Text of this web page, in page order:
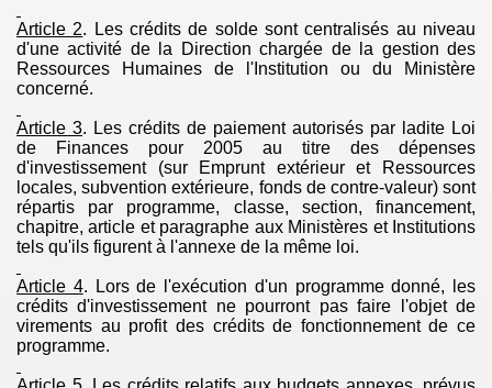
Article 2. Les crédits de solde sont centralisés au niveau
d'une activité de la Direction chargée de la gestion des
Ressources Humaines de l'Institution ou du Ministère
concerné.
Article 3. Les crédits de paiement autorisés par ladite Loi
de Finances pour 2005 au titre des dépenses
d'investissement (sur Emprunt extérieur et Ressources
locales, subvention extérieure, fonds de contre-valeur) sont
répartis par programme, classe, section, financement,
chapitre, article et paragraphe aux Ministères et Institutions
tels qu'ils figurent à l'annexe de la même loi.
Article 4. Lors de l'exécution d'un programme donné, les
crédits d'investissement ne pourront pas faire l'objet de
virements au profit des crédits de fonctionnement de ce
programme.